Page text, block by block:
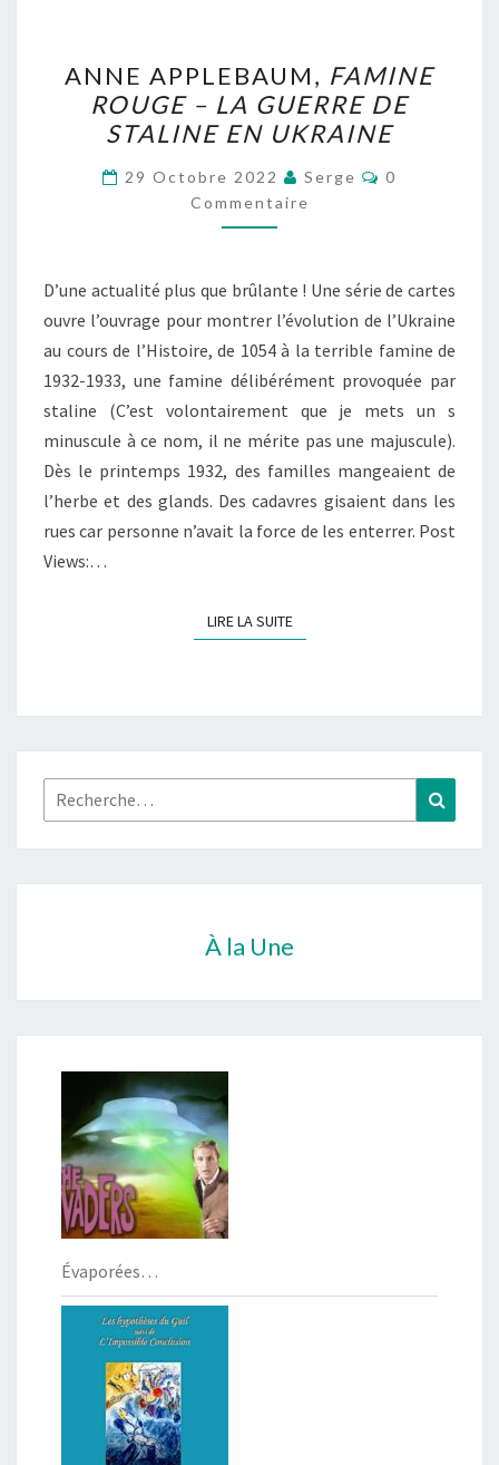
APPLEBAUM,
FAMINE
ROUGE
–
LA
GUERRE
STALINE
EN
UKRAINE
ANNE APPLEBAUM, FAMINE
ROUGE – LA GUERRE DE
STALINE EN UKRAINE
29 Octobre 2022 Serge
0
Commentaire
D’une actualité plus que brûlante ! Une série de cartes
ouvre l’ouvrage pour montrer l’évolution de l’Ukraine
au cours de l’Histoire, de 1054 à la terrible famine de
1932-1933, une famine délibérément provoquée par
staline (C’est volontairement que je mets un s
minuscule à ce nom, il ne mérite pas une majuscule).
Dès le printemps 1932, des familles mangeaient de
l’herbe et des glands. Des cadavres gisaient dans les
rues car personne n’avait la force de les enterrer. Post
Views:…
LIRE LA SUITELIRE LA SUITE
Rechercher :
À la Une
Évaporées…